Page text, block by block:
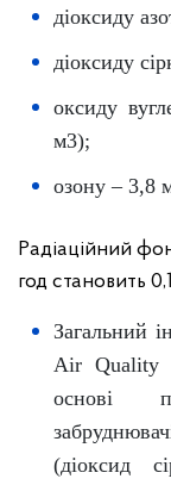
діоксиду
діоксиду
оксиду
м3);
озону – 3,8
Радіаційний
год становить
Загальний
Air Quality
основі
(діоксид